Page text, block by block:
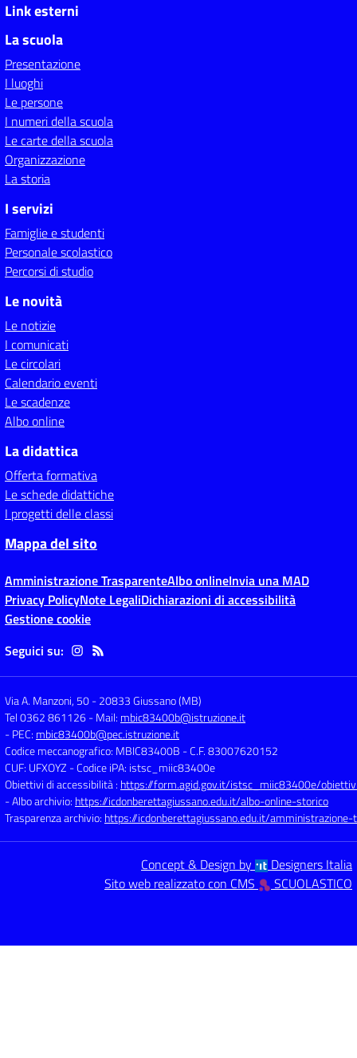
Link esterni
La scuola
Presentazione
I luoghi
Le persone
I numeri della scuola
Le carte della scuola
Organizzazione
La storia
I servizi
Famiglie e studenti
Personale scolastico
Percorsi di studio
Le novità
Le notizie
I comunicati
Le circolari
Calendario eventi
Le scadenze
Albo online
La didattica
Offerta formativa
Le schede didattiche
I progetti delle classi
Mappa del sito
Amministrazione TrasparenteAlbo onlineInvia una MAD
Privacy PolicyNote LegaliDichiarazioni di accessibilità
Gestione cookie
Seguici su:
Via A. Manzoni, 50-20833 Giussano (MB)
Tel 0362 861126- Mail: mbic83400b@istruzione.it
- PEC: mbic83400b@pec.istruzione.it
Codice meccanografico: MBIC83400B - C.F. 83007620152
CUF: UFXOYZ - Codice iPA: istsc_miic83400e
Obiettivi di accessibilità : https://form.agid.gov.it/istsc_miic83400e/
- Albo archivio: https://icdonberettagiussano.edu.it/albo-online-storico
Trasparenza archivio: https://icdonberettagiussano.edu.it/
Concept & Design by
Designers Italia
Sito web realizzato con CMS
SCUOLASTICO